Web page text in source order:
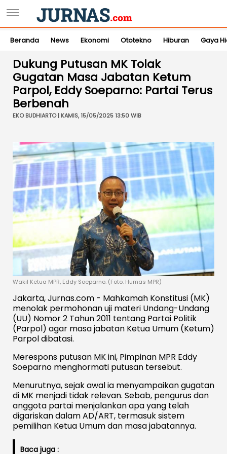
Beranda News Ekonomi Ototekno Hiburan Gaya
Dukung Putusan MK Tolak
Gugatan Masa Jabatan Ketum
Parpol, Eddy Soeparno: Partai Terus
Berbenah
EKO BUDHIARTO | KAMIS, 15/05/2025 13:50 WIB
Wakil Ketua MPR, Eddy Soeparno. (Foto: Humas MPR)
Jakarta, Jurnas.com - Mahkamah Konstitusi (MK)
menolak permohonan uji materi Undang-Undang
(UU) Nomor 2 Tahun 2011 tentang Partai Politik
(Parpol) agar masa jabatan Ketua Umum (Ketum)
Parpol dibatasi.
Merespons putusan MK ini, Pimpinan MPR Eddy
Soeparno menghormati putusan tersebut.
Menurutnya, sejak awal ia menyampaikan gugatan
di MK menjadi tidak relevan. Sebab, pengurus dan
anggota partai menjalankan apa yang telah
digariskan dalam AD/ART, termasuk sistem
pemilihan Ketua Umum dan masa jabatannya.
Baca juga :